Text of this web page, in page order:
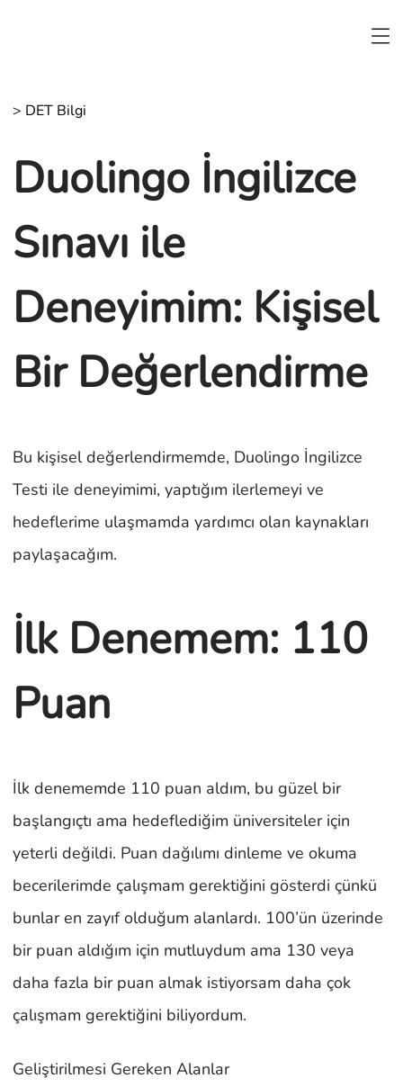
> DET Bilgi
Duolingo İngilizce
Sınavı ile
Deneyimim: Kişisel
Bir Değerlendirme
Bu kişisel değerlendirmemde, Duolingo İngilizce
Testi ile deneyimimi, yaptığım ilerlemeyi ve
hedeflerime ulaşmamda yardımcı olan kaynakları
paylaşacağım.
İlk Denemem: 110
Puan
İlk denememde 110 puan aldım, bu güzel bir
başlangıçtı ama hedeflediğim üniversiteler için
yeterli değildi. Puan dağılımı dinleme ve okuma
becerilerimde çalışmam gerektiğini gösterdi çünkü
bunlar en zayıf olduğum alanlardı. 100’ün üzerinde
bir puan aldığım için mutluydum ama 130 veya
daha fazla bir puan almak istiyorsam daha çok
çalışmam gerektiğini biliyordum.
Geliştirilmesi Gereken Alanlar